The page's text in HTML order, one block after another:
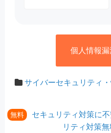
個人情報
サイバーセキュリティ
無料
セキュリティ対策に
リティ対策無